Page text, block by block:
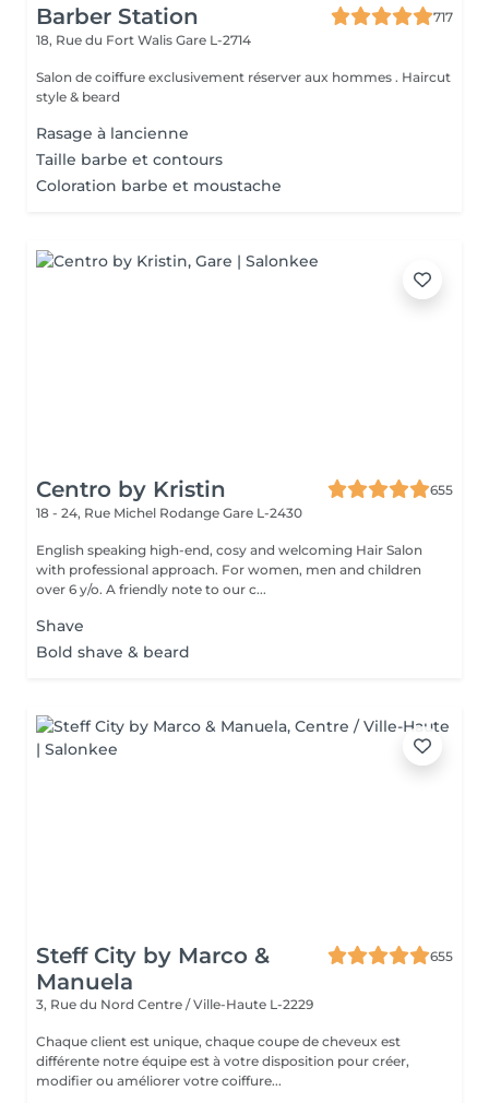
Barber Station
717
18, Rue du Fort Walis Gare L-2714
Salon de coiffure exclusivement réserver aux hommes . Haircut
style & beard
Rasage à lancienne
Taille barbe et contours
Coloration barbe et moustache
Centro by Kristin
655
18 - 24, Rue Michel Rodange Gare L-2430
English speaking high-end, cosy and welcoming Hair Salon
with professional approach. For women, men and children
over 6 y/o. A friendly note to our c...
Shave
Bold shave & beard
Steff City by Marco &
Manuela
655
3, Rue du Nord Centre / Ville-Haute L-2229
Chaque client est unique, chaque coupe de cheveux est
différente notre équipe est à votre disposition pour créer,
modifier ou améliorer votre coiffure...